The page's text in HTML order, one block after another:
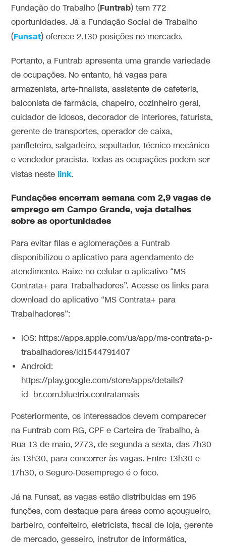
Fundação do Trabalho (Funtrab) tem 772
oportunidades. Já a Fundação Social de Trabalho
(Funsat) oferece 2.130 posições no mercado.
Portanto, a Funtrab apresenta uma grande variedade
de ocupações. No entanto, há vagas para
armazenista, arte-finalista, assistente de cafeteria,
balconista de farmácia, chapeiro, cozinheiro geral,
cuidador de idosos, decorador de interiores, faturista,
gerente de transportes, operador de caixa,
panfleteiro, salgadeiro, sepultador, técnico mecânico
e vendedor pracista. Todas as ocupações podem ser
vistas nestelink.
Fundações encerram semana com 2,9 vagas de
emprego em Campo Grande, veja detalhes
sobre as oportunidades
Para evitar filas e aglomerações a Funtrab
disponibilizou o aplicativo para agendamento de
atendimento. Baixe no celular o aplicativo “MS
Contrata+ para Trabalhadores”. Acesse os links para
download do aplicativo “MS Contrata+ para
Trabalhadores”:
IOS: https://apps.apple.com/us/app/ms-contrata-p-
trabalhadores/id1544791407
Android:
https://play.google.com/store/apps/details?
id=br.com.bluetrix.contratamais
Posteriormente, os interessados devem comparecer
na Funtrab com RG, CPF e Carteira de Trabalho, à
Rua 13 de maio, 2773, de segunda a sexta, das 7h30
às 13h30, para concorrer às vagas. Entre 13h30 e
17h30, o Seguro-Desemprego é o foco.
Já na Funsat, as vagas estão distribuídas em 196
funções, com destaque para áreas como açougueiro,
barbeiro, confeiteiro, eletricista, fiscal de loja, gerente
de mercado, gesseiro, instrutor de informática,